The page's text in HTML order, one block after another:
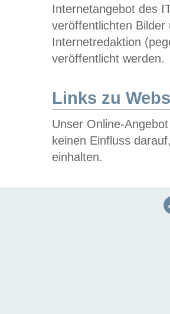
Internetangebot des
veröffentlichten
Internetredaktion
veröffentlicht werden.
Links zu
Unser Online-
keinen Einfluss
einhalten.